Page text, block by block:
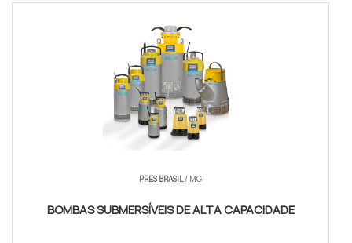
PRES BRASIL/ MG
BOMBAS SUBMERSÍVEIS DE ALTA CAPACIDADE